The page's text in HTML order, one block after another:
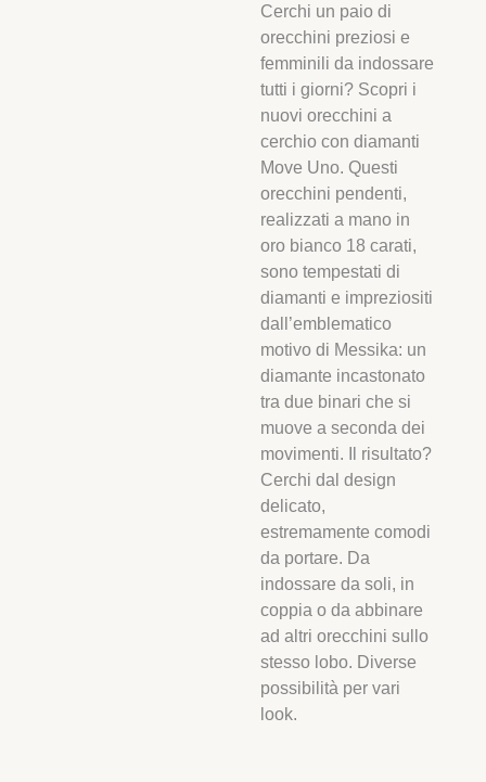
Cerchi un paio di
orecchini preziosi e
femminili da indossare
tutti i giorni? Scopri i
nuovi orecchini a
cerchio con diamanti
Move Uno. Questi
orecchini pendenti,
realizzati a mano in
oro bianco 18 carati,
sono tempestati di
diamanti e impreziositi
dall’emblematico
motivo di Messika: un
diamante incastonato
tra due binari che si
muove a seconda dei
movimenti. Il risultato?
Cerchi dal design
delicato,
estremamente comodi
da portare. Da
indossare da soli, in
coppia o da abbinare
ad altri orecchini sullo
stesso lobo. Diverse
possibilità per vari
look.